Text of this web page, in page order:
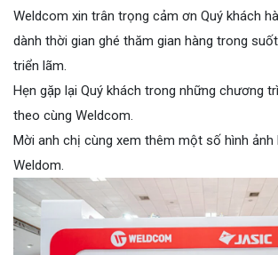
Weldcom xin trân trọng cảm ơn Quý khách
dành thời gian ghé thăm gian hàng trong
triển lãm.
Hẹn gặp lại Quý khách trong những chương
theo cùng Weldcom.
Mời anh chị cùng xem thêm một số hình ảnh
Weldom.